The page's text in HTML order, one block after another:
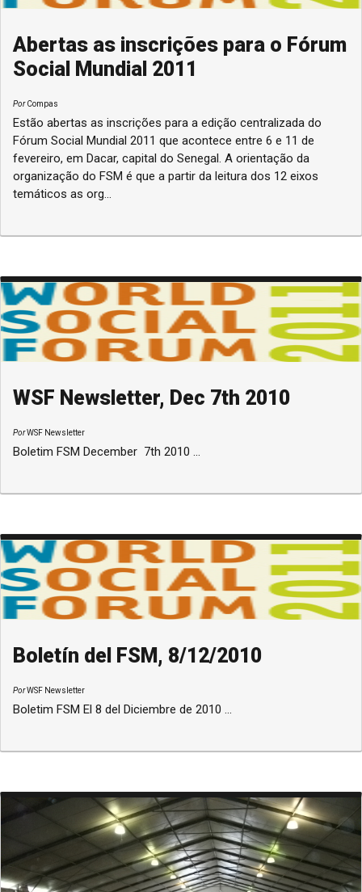
Abertas as inscrições para o Fórum
Social Mundial 2011
PorCompas
Estão abertas as inscrições para a edição centralizada do
Fórum Social Mundial 2011 que acontece entre 6 e 11 de
fevereiro, em Dacar, capital do Senegal. A orientação da
organização do FSM é que a partir da leitura dos 12 eixos
temáticos as org...
WSF Newsletter, Dec 7th 2010
PorWSF Newsletter
Boletim FSM December 7th 2010 ...
Boletín del FSM, 8/12/2010
PorWSF Newsletter
Boletim FSM El 8 del Diciembre de 2010 ...